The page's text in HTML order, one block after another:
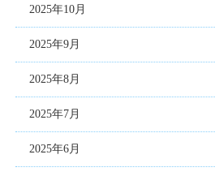
2025年10月
2025年9月
2025年8月
2025年7月
2025年6月